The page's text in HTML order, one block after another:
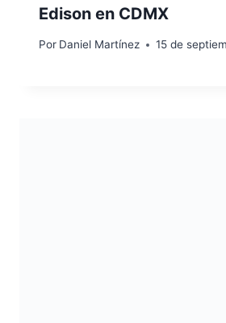
Edison en CDMX
Por Daniel Martínez 15 de